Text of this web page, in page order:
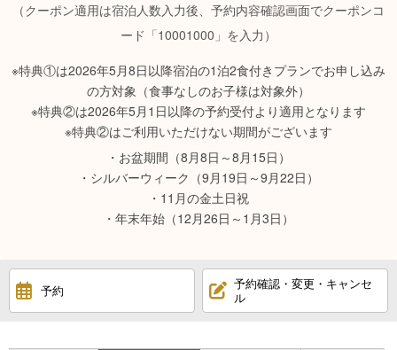
（クーポン適用は宿泊人数入力後、予約内容確認画面でクーポンコ
ード「10001000」を入力）
※特典①は2026年5月8日以降宿泊の1泊2食付きプランでお申し込み
の方対象（食事なしのお子様は対象外）
※特典②は2026年5月1日以降の予約受付より適用となります
※特典②はご利用いただけない期間がございます
・お盆期間（8月8日～8月15日）
・シルバーウィーク（9月19日～9月22日）
・11月の金土日祝
・年末年始（12月26日～1月3日）
予約
予約確認・変更・キャンセ
ル